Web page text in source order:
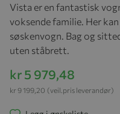
Vista er en fantastisk
voksende familie. Her
søskenvogn. Bag og
uten ståbrett.
kr 5 979,48
(veil.pris leverandør)
kr 9 199,20